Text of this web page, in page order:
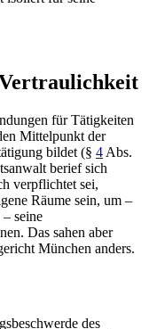
für Tätigkeiten
Mittelpunkt der
bildet (§ 4 Abs.
berief sich
verpflichtet sei,
Räume sein, um –
seine
Das sahen aber
München anders.
des